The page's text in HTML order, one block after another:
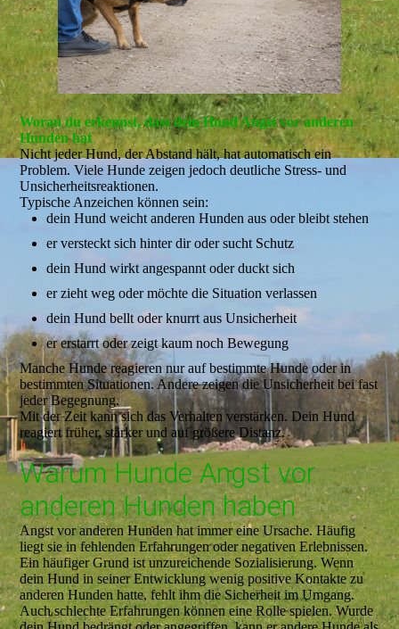
Woran du erkennst, dass dein Hund Angst vor anderen
Hunden hat
Nicht jeder Hund, der Abstand hält, hat automatisch ein
Problem. Viele Hunde zeigen jedoch deutliche Stress- und
Unsicherheitsreaktionen.
Typische Anzeichen können sein:
dein Hund weicht anderen Hunden aus oder bleibt stehen
er versteckt sich hinter dir oder sucht Schutz
dein Hund wirkt angespannt oder duckt sich
er zieht weg oder möchte die Situation verlassen
dein Hund bellt oder knurrt aus Unsicherheit
er erstarrt oder zeigt kaum noch Bewegung
Manche Hunde reagieren nur auf bestimmte Hunde oder in
bestimmten Situationen. Andere zeigen die Unsicherheit bei fast
jeder Begegnung.
Mit der Zeit kann sich das Verhalten verstärken. Dein Hund
reagiert früher, stärker und auf größere Distanz.
Warum Hunde Angst vor
anderen Hunden haben
Angst vor anderen Hunden hat immer eine Ursache. Häufig
liegt sie in fehlenden Erfahrungen oder negativen Erlebnissen.
Ein häufiger Grund ist unzureichende Sozialisierung. Wenn
dein Hund in seiner Entwicklung wenig positive Kontakte zu
anderen Hunden hatte, fehlt ihm die Sicherheit im Umgang.
Auch schlechte Erfahrungen können eine Rolle spielen. Wurde